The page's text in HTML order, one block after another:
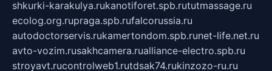
shkurki-karakulya.rukanotiforet.spb.rututmassage.ru
ecolog.org.rupraga.spb.rufalcorussia.ru
autodoctorservis.rukamertondom.spb.runet-life.net.ru
avto-vozim.rusakhcamera.rualliance-electro.spb.ru
stroyavt.rucontrolweb1.rutdsak74.rukinzozo-ru.ru